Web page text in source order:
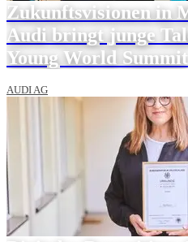
Zukunftsvisionen in
Audi bringt junge
Young World Summit
AUDI AG